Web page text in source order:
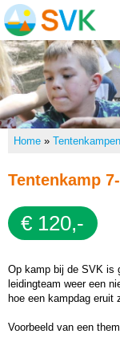
Home
Tentenkampen
Tentenkamp 7-9
Tentenkamp 10-
Tentenkamp 15-
Zeilkamp 15-18
Foto's
Informatie
Bestuur
U bent hier
Home» Tentenkampen
Tentenkamp
€ 120,-
Op kamp bij de SVK is
leidingteam weer een
hoe een kampdag eruit
Voorbeeld van een